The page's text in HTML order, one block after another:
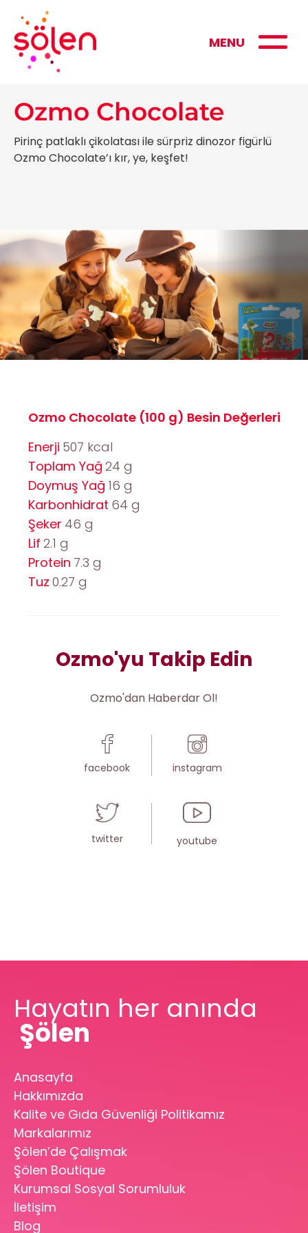
MENU
Ozmo Chocolate
Pirinç patlaklı çikolatası ile sürpriz dinozor figürlü
Ozmo Chocolate’ı kır, ye, keşfet!
Ozmo Chocolate (100 g) Besin Değerleri
Enerji 507 kcal
Toplam Yağ 24 g
Doymuş Yağ 16 g
Karbonhidrat 64 g
Şeker 46 g
Lif 2.1 g
Protein 7.3 g
Tuz 0.27 g
Ozmo'yu Takip Edin
Ozmo'dan Haberdar Ol!
facebook instagram
twitter youtube
Hayatın her anında
Şölen
Anasayfa
Hakkımızda
Kalite ve Gıda Güvenliği Politikamız
Markalarımız
Şölen’de Çalışmak
Şölen Boutique
Kurumsal Sosyal Sorumluluk
İletişim
Blog